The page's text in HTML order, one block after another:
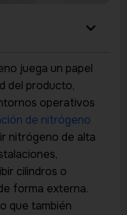
juega un papel
del producto,
operativos
de nitrógeno
nitrógeno de alta
cilindros o
forma externa.
que también